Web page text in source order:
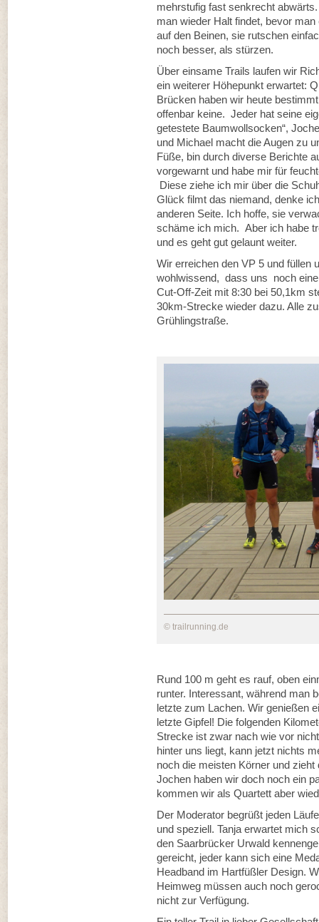
mehrstufig fast senkrecht
man wieder Halt findet, bevor
auf den Beinen, sie rutschen
noch besser, als stürzen.
Über einsame Trails laufen wir
ein weiterer Höhepunkt erwartet:
Brücken haben wir heute
offenbar keine. Jeder hat seine
getestete Baumwollsocken“,
und Michael macht die Augen zu
Füße, bin durch diverse Berichte
vorgewarnt und habe mir für
Diese ziehe ich mir über die
Glück filmt das niemand, denke
anderen Seite. Ich hoffe, sie
schäme ich mich. Aber ich habe
und es geht gut gelaunt weiter.
Wir erreichen den VP 5 und füllen
wohlwissend, dass uns noch
Cut-Off-Zeit mit 8:30 bei 50,1km
30km-Strecke wieder dazu. Alle
Grühlingstraße.
© trailrunning.de
Rund 100 m geht es rauf, oben
runter. Interessant, während man
letzte zum Lachen. Wir genießen
letzte Gipfel! Die folgenden
Strecke ist zwar nach wie vor
hinter uns liegt, kann jetzt nichts
noch die meisten Körner und
Jochen haben wir doch noch ein
kommen wir als Quartett aber
Der Moderator begrüßt jeden
und speziell. Tanja erwartet mich
den Saarbrücker Urwald
gereicht, jeder kann sich eine
Headband im Hartfüßler Design.
Heimweg müssen auch noch
nicht zur Verfügung.